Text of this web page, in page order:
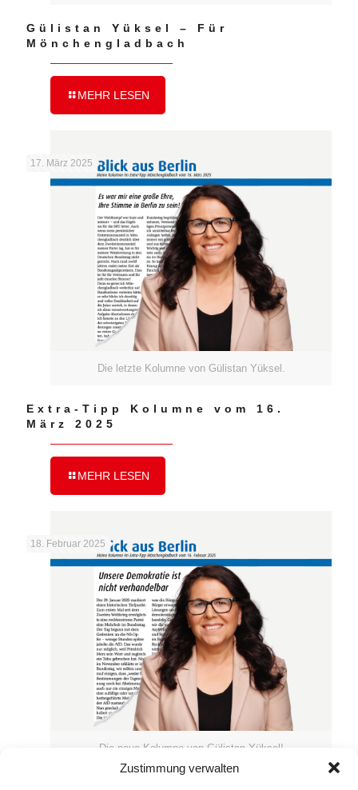
Zustimmung verwalten
Gülistan Yüksel – Für
Mönchengladbach
MEHR LESEN
Die letzte Kolumne von Gülistan Yüksel.
17. März 2025
Extra-Tipp Kolumne vom 16.
März 2025
MEHR LESEN
Die neue Kolumne von Gülistan Yüksel!
18. Februar 2025